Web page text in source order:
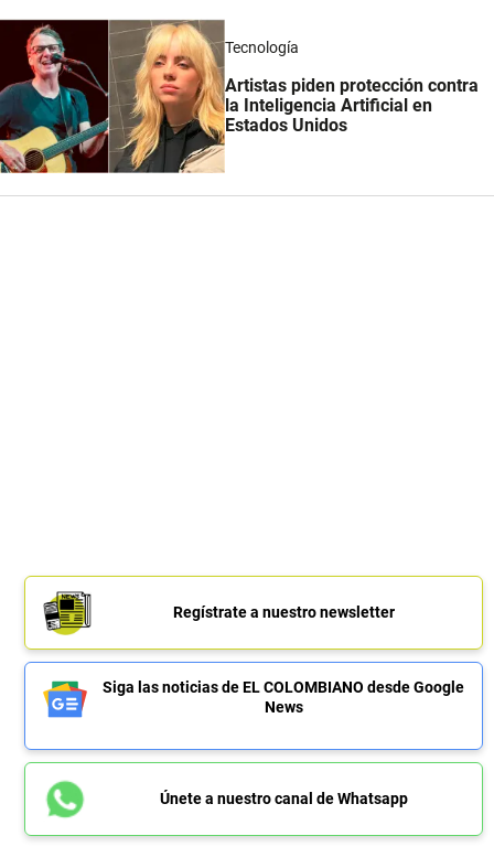
Tecnología
Artistas piden protección contra
la Inteligencia Artificial en
Estados Unidos
Regístrate a nuestro newsletter
Siga las noticias de EL COLOMBIANO desde Google
News
Únete a nuestro canal de Whatsapp